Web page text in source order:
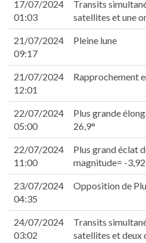
17/07/2024
01:03
Transits
satellites et une
21/07/2024
09:17
Pleine lune
21/07/2024
12:01
Rapprochement
22/07/2024
05:00
Plus grande
26,9°
22/07/2024
11:00
Plus grand éclat
magnitude= -3,92
23/07/2024
04:35
Opposition de
24/07/2024
03:02
Transits
satellites et deux